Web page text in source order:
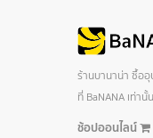
ร้านบานาน่า ซื้อ
ที่ BaNANA เท่านั้น
ช้อปออนไลน์